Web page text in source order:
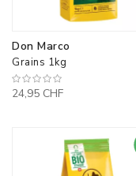
Don Marco
Grains 1kg
24,95 CHF